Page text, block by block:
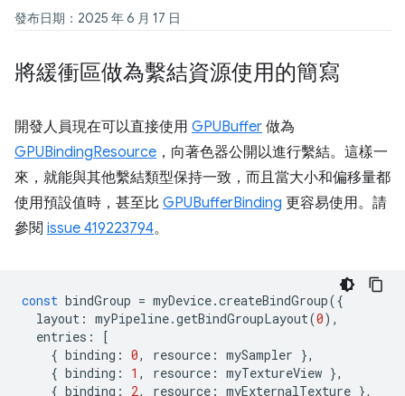
發布日期：2025 年 6 月 17 日
將緩衝區做為繫結資源使用的簡寫
開發人員現在可以直接使用 GPUBuffer 做為
GPUBindingResource ，向著色器公開以進行繫結。這樣一
來，就能與其他繫結類型保持一致，而且當大小和偏移量都
使用預設值時，甚至比 GPUBufferBinding 更容易使用。請
參閱 issue 419223794。
const bindGroup = myDevice.createBindGroup({
layout : myPipeline.getBindGroupLayout(0),
entries :
[
{ binding : 0, resource : mySampler },
{ binding : 1 , resource : myTextureView },
{ binding : 2, resource : myExternalTexture },